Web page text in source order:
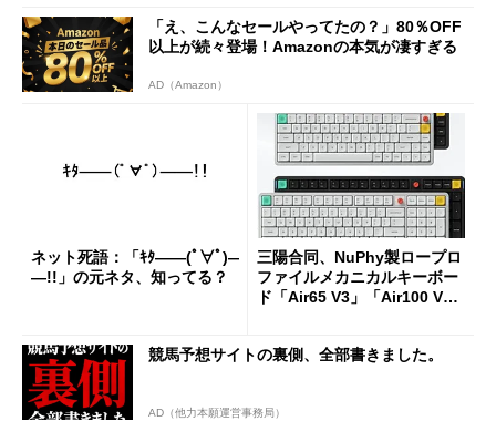
「え、こんなセールやってたの？」80％OFF
以上が続々登場！Amazonの本気が凄すぎる
AD（Amazon）
ネット死語：「ｷﾀ――(ﾟ∀ﾟ)―
―!!」の元ネタ、知ってる？
三陽合同、NuPhy製ロープロ
ファイルメカニカルキーボー
ド「Air65 V3」「Air100 V
競馬予想サイトの裏側、全部書きました。
AD（他力本願運営事務局）